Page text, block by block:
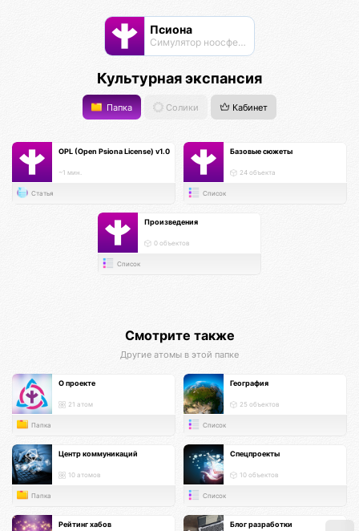
Псиона
Cимулятор ноосферы
Культурная экспансия
Папка Солики Кабинет
OPL (Open Psiona License) v1.0
~1 мин.
Статья
Базовые сюжеты
24 объекта
Список
Произведения
0 объектов
Список
Смотрите также
Другие атомы в этой папке
О проекте
21 атом
Папка
География
25 объектов
Список
Центр коммуникаций
10 атомов
Папка
Спецпроекты
10 объектов
Список
Рейтинг хабов Блог разработки